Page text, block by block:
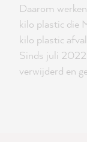
Daarom
kilo plastic die
kilo plastic
Sinds juli 2022
verwijderd en